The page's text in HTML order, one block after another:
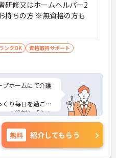
研修又はホームヘルパー2
持ちの方 ※無資格の方も
ンクOK
資格取得サポート
プホームにて介護
り毎日を過ごす
フの役割も「心の
ます。
ントなど、さら
気軽にご相談く
無料 紹介してもらう